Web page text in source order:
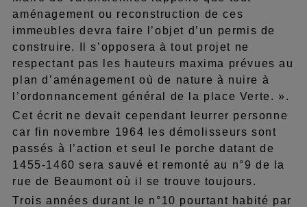
aménagement ou reconstruction de ces
immeubles devra faire l’objet d’un permis de
construire. Il s’opposera à tout projet ne
respectant pas les hauteurs maxima prévues au
plan d’aménagement où de nature à nuire à
l’ordonnancement général de la place Verte. ».
Cet écrit ne devait cependant leurrer personne
car fin novembre 1964 les démolisseurs sont
passés à l’action et seul le porche datant de
1455-1460 sera sauvé et remonté au n°9 de la
rue de Beaumont où il se trouve toujours.
Trois années durant le n°10 pourtant habité par